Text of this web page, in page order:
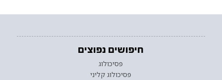
חיפושים נפוצים
פסיכולוג
פסיכולוג קליני